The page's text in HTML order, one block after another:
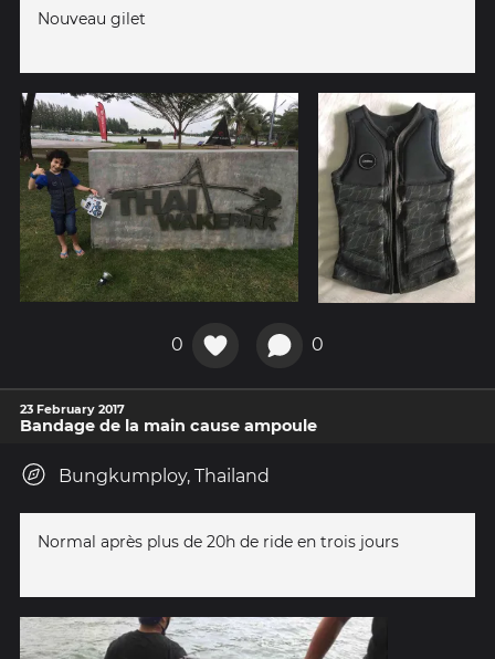
Nouveau gilet
0 0
23 February 2017
Bandage de la main cause ampoule
Bungkumploy, Thailand
Normal après plus de 20h de ride en trois jours